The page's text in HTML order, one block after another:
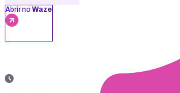
Abrir no Waze